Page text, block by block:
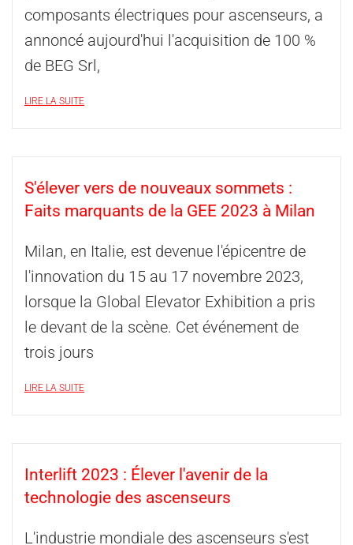
composants électriques pour ascenseurs, a
annoncé aujourd'hui l'acquisition de 100 %
de BEG Srl,
LIRE LA SUITE
S'élever vers de nouveaux sommets :
Faits marquants de la GEE 2023 à Milan
Milan, en Italie, est devenue l'épicentre de
l'innovation du 15 au 17 novembre 2023,
lorsque la Global Elevator Exhibition a pris
le devant de la scène. Cet événement de
trois jours
LIRE LA SUITE
Interlift 2023 : Élever l'avenir de la
technologie des ascenseurs
L'industrie mondiale des ascenseurs s'est